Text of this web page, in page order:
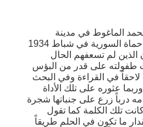
الماغوط في مدينة
السلمية التابعة لمحافظة حماة السورية في شباط 1934
الذين لم تسعفهم الحال
طفولته على قدر من البؤس
في القراءة وفي البحث
عثوره على تلك الأداة
درباً زرع على جنباتها شجرة
تلك الكلمة كما تقول
ما تكون في الحلم طريقاً